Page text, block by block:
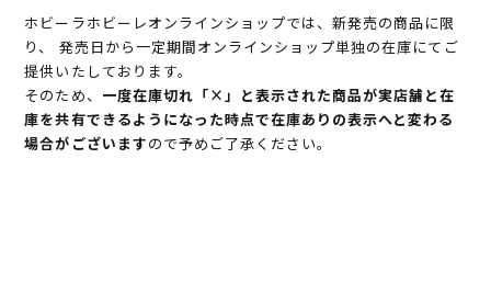
ホビーラホビーレオンラインショップでは、新発売の商品に限
り、 発売日から一定期間オンラインショップ単独の在庫にてご
提供いたしております。
そのため、 一度在庫切れ「×」と表示された商品が実店舗と在
庫を共有できるようになった時点で在庫ありの表示へと変わる
場合がございますので予めご了承ください。